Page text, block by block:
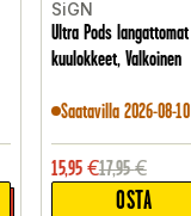
SiGN
Ultra Pods langattomat
kuulokkeet, Valkoinen
Saatavilla 2026-08-10
15,95 €17,95 €
OSTA